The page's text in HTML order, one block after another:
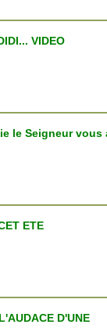
VIDEO
le Seigneur vous
ETE
D'UNE